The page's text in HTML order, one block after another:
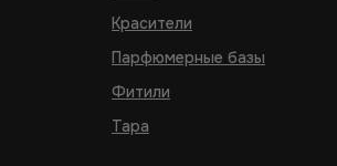
Красители
Парфюмерные базы
Фитили
Тара